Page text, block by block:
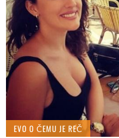
EVO O ČEMU JE REČ